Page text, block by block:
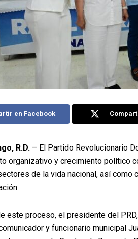
en Facebook
R.D. – El Partido Revolucionario
organizativo y crecimiento político
de la vida nacional, así
este proceso, el presidente del
y funcionario municipal